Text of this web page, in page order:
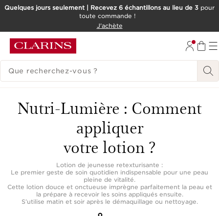
ALLER AU CONTENU
Quelques jours seulement | Recevez 6 échantillons au lieu de 3 pour
toute commande !
J'achète
HISTORIQUE DES RECHERCHES
Nutri-Lumière : Comment
appliquer
votre lotion ?
Lotion de jeunesse retexturisante :
Le premier geste de soin quotidien indispensable pour une peau
pleine de vitalité.
Cette lotion douce et onctueuse imprègne parfaitement la peau et
la prépare à recevoir les soins appliqués ensuite.
S’utilise matin et soir après le démaquillage ou nettoyage.